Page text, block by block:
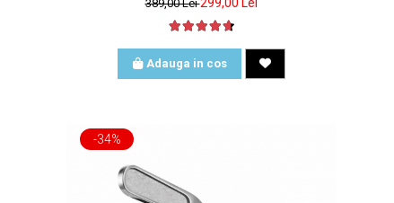
389,00 Lei
Adauga in cos
-34%